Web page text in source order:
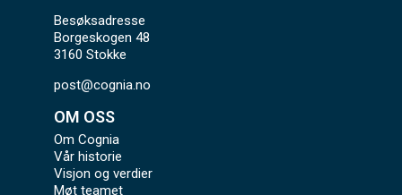
Besøksadresse
Borgeskogen 48
3160 Stokke
post@cognia.no
OM OSS
Om Cognia
Vår historie
Visjon og verdier
Møt teamet